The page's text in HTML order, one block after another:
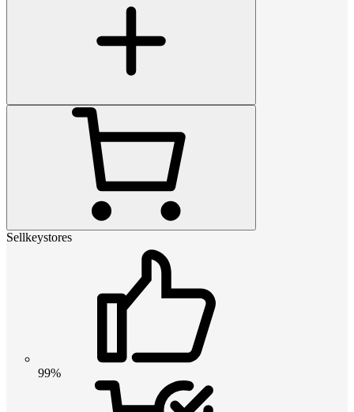
Sellkeystores
99%